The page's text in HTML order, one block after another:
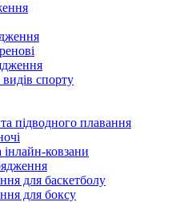
спорту
підводного плавання
інлайн-ковзани
для баскетболу
для боксу